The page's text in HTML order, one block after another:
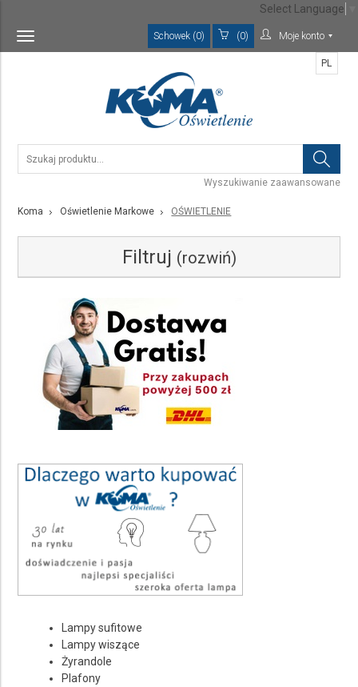
Toggle
navigation
Schowek (0) (0) Moje konto
Wyszukiwanie zaawansowane
PL
Koma Oświetlenie Markowe OŚWIETLENIE
Filtruj (rozwiń)
Kategoria
Wybierz rodzaj
Kolor pełna nazwa
Wybierz
Wybierz
Rodzaj źródła światła
Wybierz
Średnica Ø
Wybierz
Rodzaj trzonka żarówki
Lampy sufitowe
Lampy wiszące
Żyrandole
Plafony
Select Language